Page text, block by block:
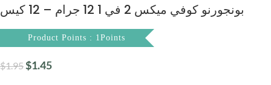
بونجورنو كوفي ميكس 2 في 1 12 جرام – 12 كيس
Product Points : 1Points
$1.95$1.45